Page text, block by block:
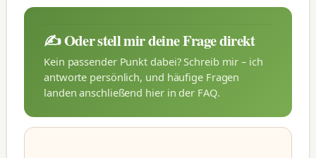
✍️ Oder stell mir deine Frage direkt
Kein passender Punkt dabei? Schreib mir – ich
antworte persönlich, und häufige Fragen
landen anschließend hier in der FAQ.